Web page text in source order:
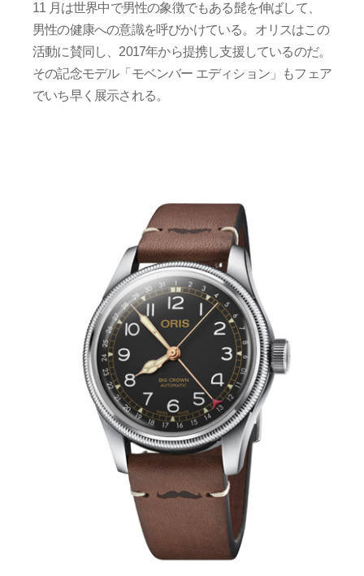
11 月は世界中で男性の象徴でもある髭を伸ばして、
男性の健康への意識を呼びかけている。オリスはこの
活動に賛同し、2017年から提携し支援しているのだ。
その記念モデル「モベンバー エディション」もフェア
でいち早く展示される。